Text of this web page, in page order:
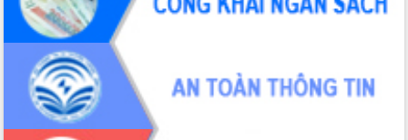
ứng để giữ vững thị trường xuất khẩu
Diễn đàn Kinh tế tư nhân Việt Nam đột
phá cơ chế - Hợp tác công tư
Đề án 06 tạo bước ngoặt đột phá trong
cải cách hành chính tỉnh Đắk Lắk
Kết nối tour, đẩy mạnh chuyển đổi số
để phát triển du lịch Đắk Lắk